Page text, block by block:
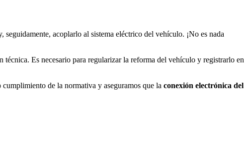
acoplarlo al sistema eléctrico del vehículo. ¡No es nada
Es necesario para regularizar la reforma del vehículo y registrarlo en
de la normativa y aseguramos que la conexión electrónica del